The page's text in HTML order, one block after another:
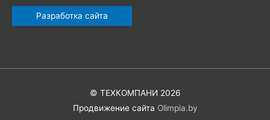
Разработка сайта
© ТЕХКОМПАНИ 2026
Продвижение сайта Olimpia.by